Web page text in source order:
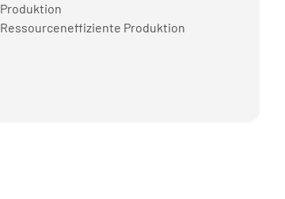
Produktion
Ressourceneffiziente Produktion